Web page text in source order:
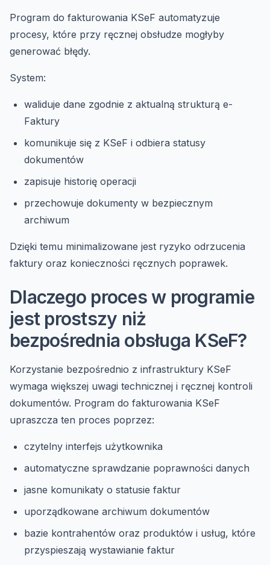
Program do fakturowania KSeF automatyzuje
procesy, które przy ręcznej obsłudze mogłyby
generować błędy.
System:
waliduje dane zgodnie z aktualną strukturą e-
Faktury
komunikuje się z KSeF i odbiera statusy
dokumentów
zapisuje historię operacji
przechowuje dokumenty w bezpiecznym
archiwum
Dzięki temu minimalizowane jest ryzyko odrzucenia
faktury oraz konieczności ręcznych poprawek.
Dlaczego proces w programie
jest prostszy niż
bezpośrednia obsługa KSeF?
Korzystanie bezpośrednio z infrastruktury KSeF
wymaga większej uwagi technicznej i ręcznej kontroli
dokumentów. Program do fakturowania KSeF
upraszcza ten proces poprzez:
czytelny interfejs użytkownika
automatyczne sprawdzanie poprawności danych
jasne komunikaty o statusie faktur
uporządkowane archiwum dokumentów
bazie kontrahentów oraz produktów i usług, które
przyspieszają wystawianie faktur